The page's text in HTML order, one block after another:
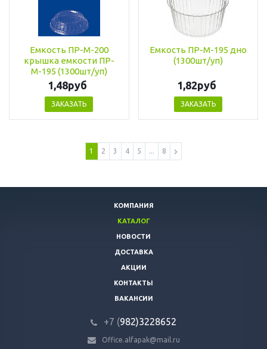
Емкость ПР-М-200
крышка емкости ПР-
М-195 (1300шт/уп)
1,48руб
ЗАКАЗАТЬ
Емкость ПР-М-195 дно
(1300шт/уп)
1,82руб
ЗАКАЗАТЬ
1 2 3 4 5 ... 8
КОМПАНИЯ
КАТАЛОГ
НОВОСТИ
ДОСТАВКА
АКЦИИ
КОНТАКТЫ
ВАКАНСИИ
+7 (982)3228652
Office.alfapak@mail.ru